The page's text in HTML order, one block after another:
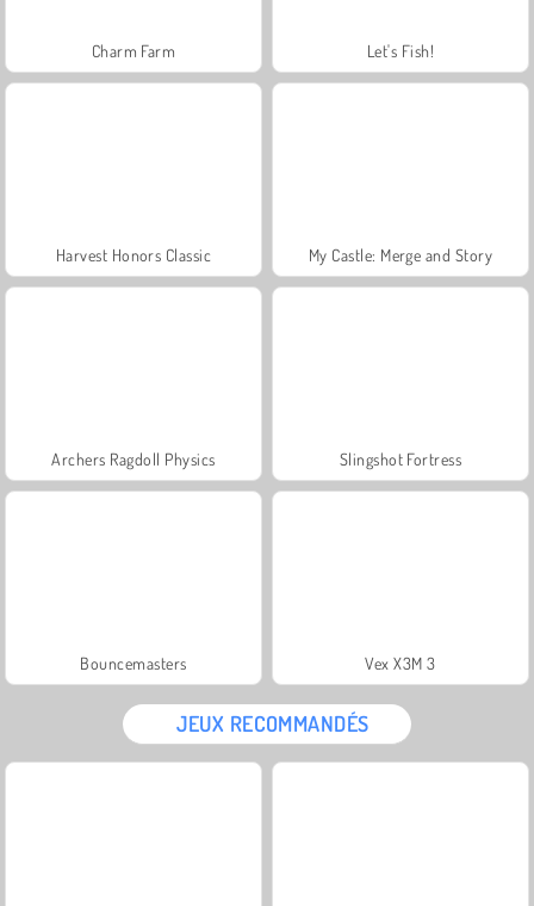
Charm Farm Let's Fish!
Harvest Honors Classic My Castle: Merge and Story
Archers Ragdoll Physics Slingshot Fortress
Bouncemasters Vex X3M 3
JEUX RECOMMANDÉS